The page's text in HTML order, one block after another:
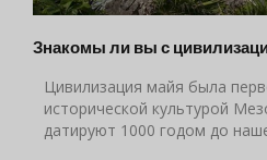
Знакомы ли вы с
Цивилизация майя была
исторической культурой
датируют 1000 годом до